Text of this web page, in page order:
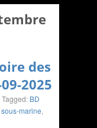
des
2025
Tagged: BD
marine,